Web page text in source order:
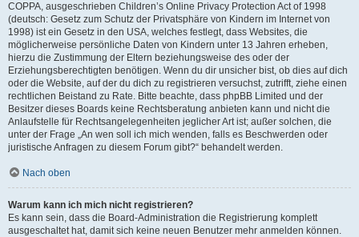
COPPA, ausgeschrieben Children’s Online Privacy Protection Act of 1998
(deutsch: Gesetz zum Schutz der Privatsphäre von Kindern im Internet von
1998) ist ein Gesetz in den USA, welches festlegt, dass Websites, die
möglicherweise persönliche Daten von Kindern unter 13 Jahren erheben,
hierzu die Zustimmung der Eltern beziehungsweise des oder der
Erziehungsberechtigten benötigen. Wenn du dir unsicher bist, ob dies auf dich
oder die Website, auf der du dich zu registrieren versuchst, zutrifft, ziehe einen
rechtlichen Beistand zu Rate. Bitte beachte, dass phpBB Limited und der
Besitzer dieses Boards keine Rechtsberatung anbieten kann und nicht die
Anlaufstelle für Rechtsangelegenheiten jeglicher Art ist; außer solchen, die
unter der Frage „An wen soll ich mich wenden, falls es Beschwerden oder
juristische Anfragen zu diesem Forum gibt?“ behandelt werden.
Nach oben
Warum kann ich mich nicht registrieren?
Es kann sein, dass die Board-Administration die Registrierung komplett
ausgeschaltet hat, damit sich keine neuen Benutzer mehr anmelden können.